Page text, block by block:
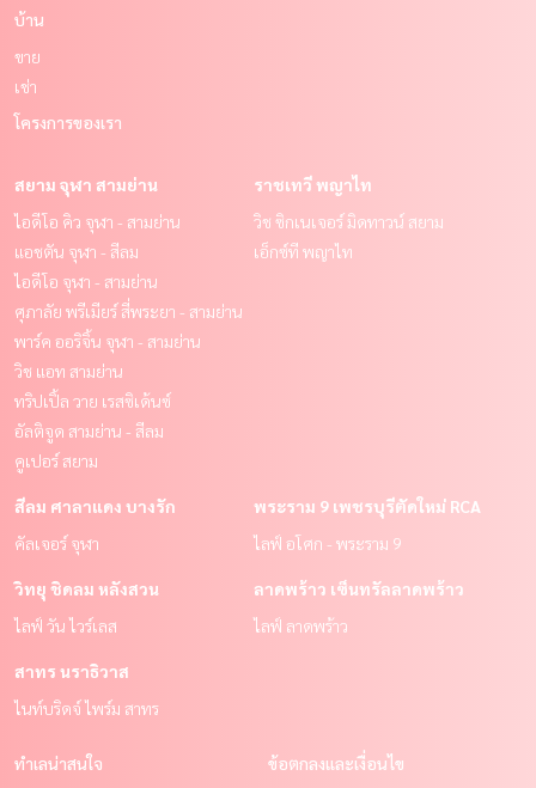
บ้าน
ขาย
เช่า
โครงการของเรา
สยาม จุฬา สามย่าน
ไอดีโอ คิว จุฬา - สามย่าน
แอชตัน จุฬา - สีลม
ไอดีโอ จุฬา - สามย่าน
ศุภาลัย พรีเมียร์ สี่พระยา - สามย่าน
พาร์ค ออริจิ้น จุฬา - สามย่าน
วิช แอท สามย่าน
ทริปเปิ้ล วาย เรสซิเด้นซ์
อัลติจูด สามย่าน - สีลม
คูเปอร์ สยาม
ราชเทวี พญาไท
วิช ซิกเนเจอร์ มิดทาวน์ สยาม
เอ็กซ์ที พญาไท
สีลม ศาลาแดง บางรัก
คัลเจอร์ จุฬา
พระราม 9 เพชรบุรีตัดใหม่ RCA
ไลฟ์ อโศก - พระราม 9
วิทยุ ชิดลม หลังสวน
ไลฟ์ วัน ไวร์เลส
ลาดพร้าว เซ็นทรัลลาดพร้าว
ไลฟ์ ลาดพร้าว
สาทร นราธิวาส
ไนท์บริดจ์ ไพร์ม สาทร
ทำเลน่าสนใจ ข้อตกลงและเงื่อนไข